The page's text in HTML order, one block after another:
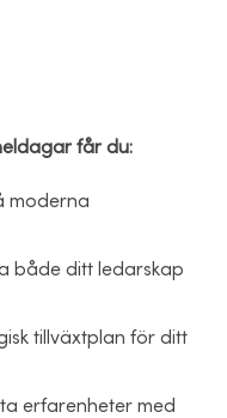
får du:
moderna
både ditt ledarskap
tillväxtplan för ditt
erfarenheter med